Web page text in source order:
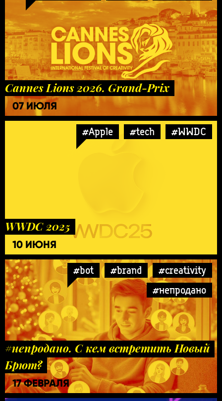
Cannes Lions 2026. Grand-Prix
07 ИЮЛЯ
#Apple #tech #WWDC
WWDC 2025
10 ИЮНЯ
#bot #brand
#creativity
#непродано
#непродано. С кем встретить Новый
Брют?
17 ФЕВРАЛЯ